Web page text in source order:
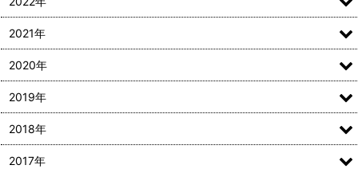
2021年
2020年
2019年
2018年
2017年